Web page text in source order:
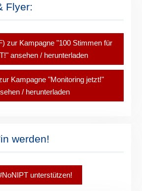
Flyer:
zur Kampagne "100 Stimmen für
ansehen / herunterladen
Kampagne "Monitoring jetzt!"
/ herunterladen
werden!
unterstützen!